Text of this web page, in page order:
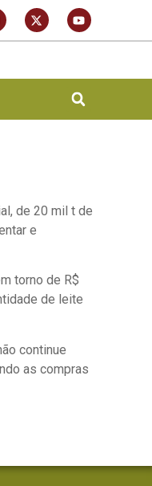
de 20 mil t de
e
torno de R$
de leite
continue
as compras